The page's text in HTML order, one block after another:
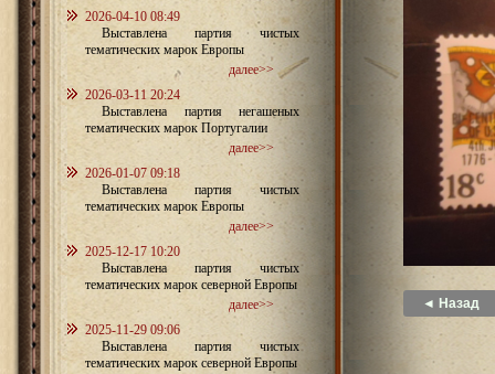
2026-04-10 08:49
Выставлена партия чистых
тематических марок Европы
далее>>
2026-03-11 20:24
Выставлена партия негашеных
тематических марок Португалии
далее>>
2026-01-07 09:18
Выставлена партия чистых
тематических марок Европы
далее>>
2025-12-17 10:20
Выставлена партия чистых
тематических марок северной Европы
далее>>
2025-11-29 09:06
Выставлена партия чистых
тематических марок северной Европы
◄ Назад